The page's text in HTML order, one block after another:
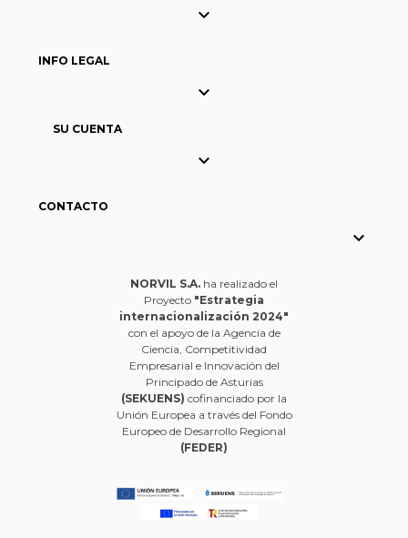

INFO LEGAL

SU CUENTA

CONTACTO

NORVIL S.A. ha realizado el
Proyecto "Estrategia
internacionalización 2024"
con el apoyo de la Agencia de
Ciencia, Competitividad
Empresarial e Innovación del
Principado de Asturias
(SEKUENS) cofinanciado por la
Unión Europea a través del Fondo
Europeo de Desarrollo Regional
(FEDER)